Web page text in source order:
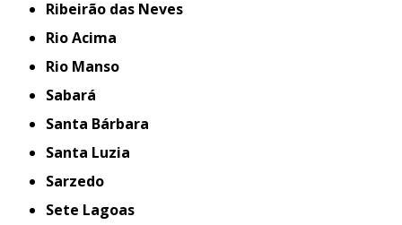
Ribeirão das Neves
Rio Acima
Rio Manso
Sabará
Santa Bárbara
Santa Luzia
Sarzedo
Sete Lagoas